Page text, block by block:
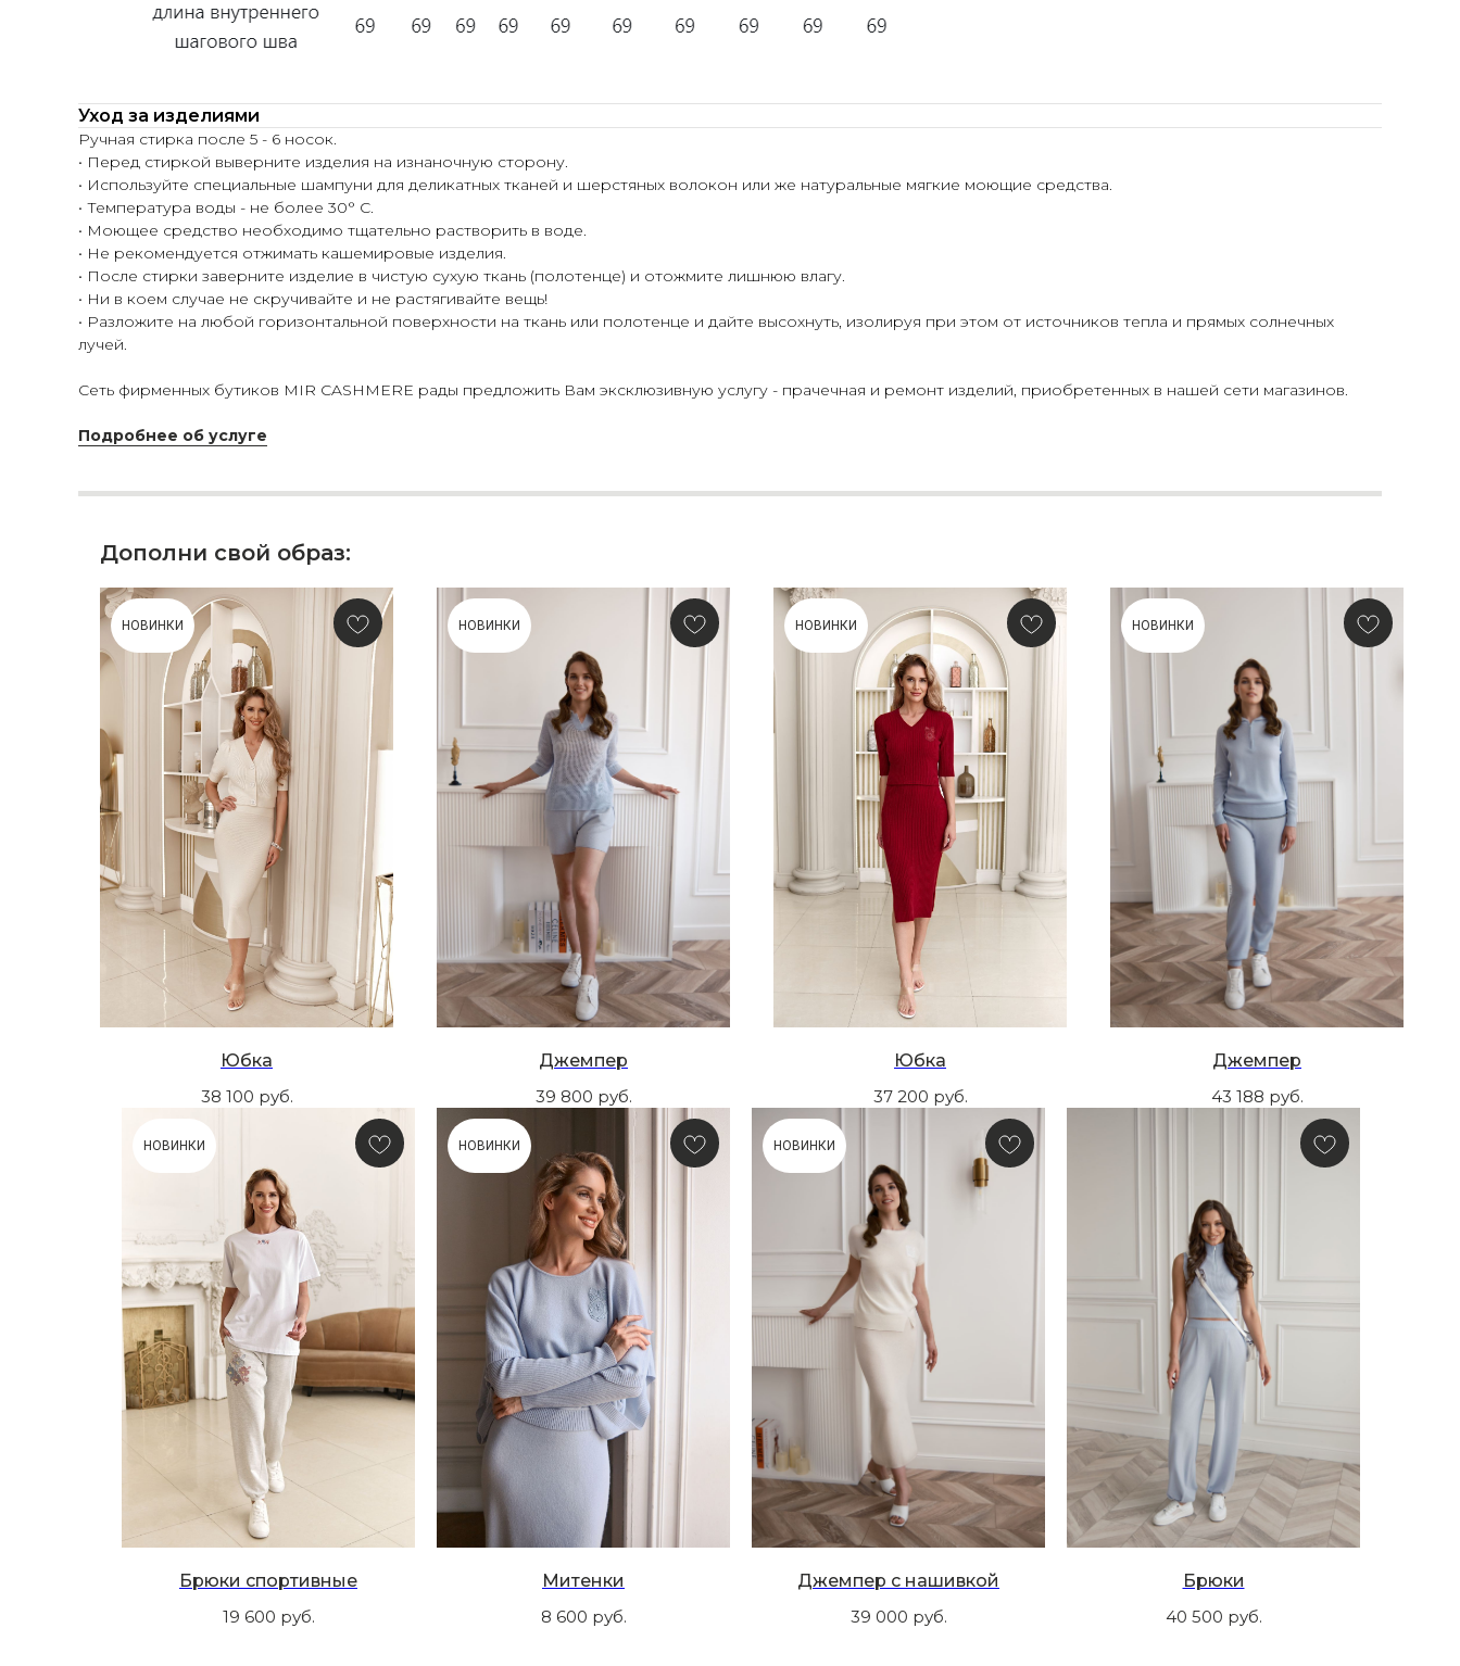
Уход за изделиями
Ручная стирка после 5 - 6 носок.
• Перед стиркой выверните изделия на изнаночную сторону.
• Используйте специальные шампуни для деликатных тканей и шерстяных волокон или же натуральные мягкие моющие средства.
• Температура воды - не более 30° С.
• Моющее средство необходимо тщательно растворить в воде.
• Не рекомендуется отжимать кашемировые изделия.
• После стирки заверните изделие в чистую сухую ткань (полотенце) и отожмите лишнюю влагу.
• Ни в коем случае не скручивайте и не растягивайте вещь!
• Разложите на любой горизонтальной поверхности на ткань или полотенце и дайте высохнуть, изолируя при этом от источников тепла и прямых солнечных
лучей.
Сеть фирменных бутиков MIR CASHMERE рады предложить Вам эксклюзивную услугу - прачечная и ремонт изделий, приобретенных в нашей сети магазинов.
Подробнее об услуге
Дополни свой образ:
НОВИНКИ
Юбка
38 100 руб.
НОВИНКИ
Джемпер
39 800 руб.
НОВИНКИ
Юбка
37 200 руб.
НОВИНКИ
Джемпер
43 188 руб.
НОВИНКИ
Брюки спортивные
19 600 руб.
НОВИНКИ
Митенки
8 600 руб.
НОВИНКИ
Джемпер с нашивкой
39 000 руб.
Брюки
40 500 руб.